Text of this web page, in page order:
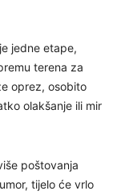
jedne etape,
terena za
oprez, osobito
olakšanje ili mir
poštovanja
tijelo će vrlo